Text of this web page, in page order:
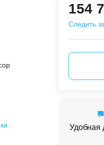
154
Следить
Удобная